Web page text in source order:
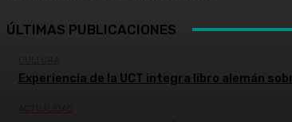
ÚLTIMAS PUBLICACIONES
Experiencia de la UCT integra libro alemán